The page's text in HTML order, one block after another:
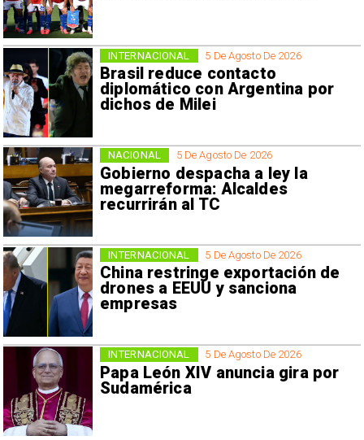
5 De Agosto De 2026
Brasil reduce contacto
diplomático con Argentina por
dichos de Milei
INTERNACIONAL
5 De Agosto De 2026
Gobierno despacha a ley la
megarreforma: Alcaldes
recurrirán al TC
NACIONAL
5 De Agosto De 2026
China restringe exportación de
drones a EEUU y sanciona
empresas
INTERNACIONAL
5 De Agosto De 2026
Papa León XIV anuncia gira por
Sudamérica
INTERNACIONAL